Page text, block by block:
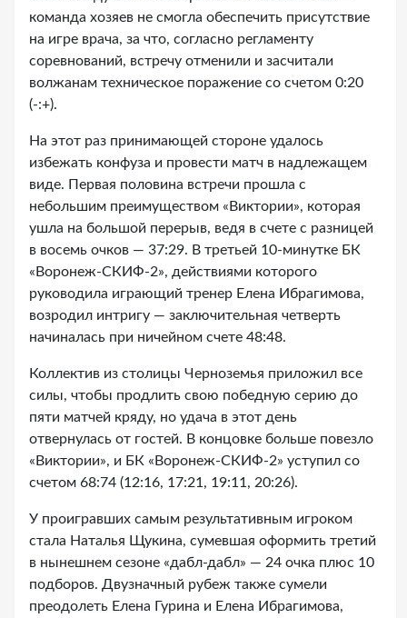
команда хозяев не смогла обеспечить присутствие
на игре врача, за что, согласно регламенту
соревнований, встречу отменили и засчитали
волжанам техническое поражение со счетом 0:20
(-:+).
На этот раз принимающей стороне удалось
избежать конфуза и провести матч в надлежащем
виде. Первая половина встречи прошла с
небольшим преимуществом «Виктории», которая
ушла на большой перерыв, ведя в счете с разницей
в восемь очков — 37:29. В третьей 10-минутке БК
«Воронеж-СКИФ-2», действиями которого
руководила играющий тренер Елена Ибрагимова,
возродил интригу — заключительная четверть
начиналась при ничейном счете 48:48.
Коллектив из столицы Черноземья приложил все
силы, чтобы продлить свою победную серию до
пяти матчей кряду, но удача в этот день
отвернулась от гостей. В концовке больше повезло
«Виктории», и БК «Воронеж-СКИФ-2» уступил со
счетом 68:74 (12:16, 17:21, 19:11, 20:26).
У проигравших самым результативным игроком
стала Наталья Щукина, сумевшая оформить третий
в нынешнем сезоне «дабл-дабл» — 24 очка плюс 10
подборов. Двузначный рубеж также сумели
преодолеть Елена Гурина и Елена Ибрагимова,